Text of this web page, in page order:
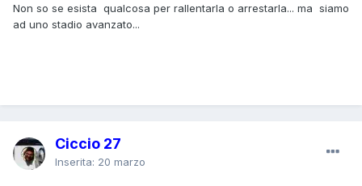
Non so se esista qualcosa per rallentarla o arrestarla... ma siamo
ad uno stadio avanzato...
Ciccio 27
Inserita: 20 marzo